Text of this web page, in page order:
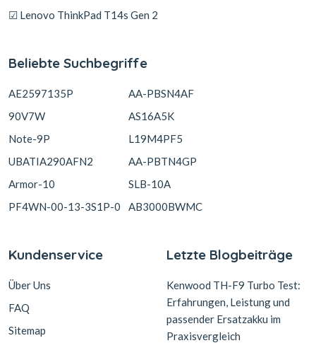
☑ Lenovo ThinkPad T14s Gen 2
Beliebte Suchbegriffe
AE2597135P
90V7W
Note-9P
UBATIA290AFN2
Armor-10
PF4WN-00-13-3S1P-0
AA-PBSN4AF
AS16A5K
L19M4PF5
AA-PBTN4GP
SLB-10A
AB3000BWMC
Kundenservice
Über Uns
FAQ
Sitemap
Letzte Blogbeiträge
Kenwood TH-F9 Turbo Test:
Erfahrungen, Leistung und
passender Ersatzakku im
Praxisvergleich